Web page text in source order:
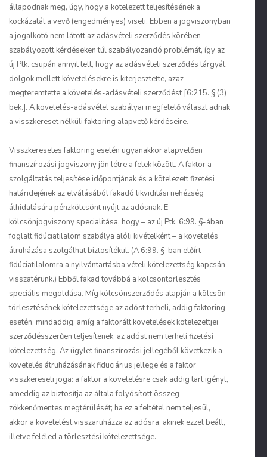
állapodnak meg, úgy, hogy a kötelezett teljesítésének a
kockázatát a vevő (engedményes) viseli. Ebben a jogviszonyban
a jogalkotó nem látott az adásvételi szerződés körében
szabályozott kérdéseken túl szabályozandó problémát, így az
új Ptk. csupán annyit tett, hogy az adásvételi szerződés tárgyát
dolgok mellett követelésekre is kiterjesztette, azaz
megteremtette a követelés-adásvételi szerződést [6:215. § (3)
bek.]. A követelés-adásvétel szabályai megfelelő választ adnak
a visszkereset nélküli faktoring alapvető kérdéseire.
Visszkeresetes faktoring esetén ugyanakkor alapvetően
finanszírozási jogviszony jön létre a felek között. A faktor a
szolgáltatás teljesítése időpontjának és a kötelezett fizetési
határidejének az elválásából fakadó likviditási nehézség
áthidalására pénzkölcsönt nyújt az adósnak. E
kölcsönjogviszony specialitása, hogy – az új Ptk. 6:99. §-ában
foglalt fidúciatilalom szabálya alóli kivételként – a követelés
átruházása szolgálhat biztosítékul. (A 6:99. §-ban előírt
fidúciatilalomra a nyilvántartásba vételi kötelezettség kapcsán
visszatérünk.) Ebből fakad továbbá a kölcsöntörlesztés
speciális megoldása. Míg kölcsönszerződés alapján a kölcsön
törlesztésének kötelezettsége az adóst terheli, addig faktoring
esetén, mindaddig, amíg a faktorált követelések kötelezettjei
szerződésszerűen teljesítenek, az adóst nem terheli fizetési
kötelezettség. Az ügylet finanszírozási jellegéből következik a
követelés átruházásának fiduciárius jellege és a faktor
visszkereseti joga: a faktor a követelésre csak addig tart igényt,
ameddig az biztosítja az általa folyósított összeg
zökkenőmentes megtérülését; ha ez a feltétel nem teljesül,
akkor a követelést visszaruházza az adósra, akinek ezzel beáll,
illetve feléled a törlesztési kötelezettsége.